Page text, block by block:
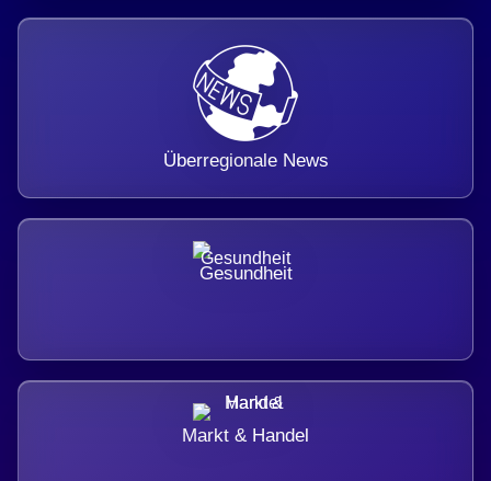
Überregionale News
Gesundheit
Markt & Handel